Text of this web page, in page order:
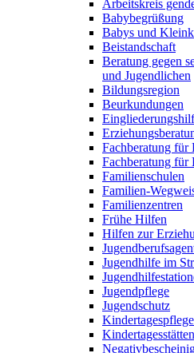
Arbeitskreis
Babybegrüßung
Babys und
Beistandschaft
Beratung gegen
und Jugendlichen
Bildungsregion
Beurkundungen
Fachberatung für
Fachberatung für
Familienschulen
Familien-
Familienzentren
Frühe Hilfen
Hilfen zur
Jugendhilfe im
Jugendpflege
Jugendschutz